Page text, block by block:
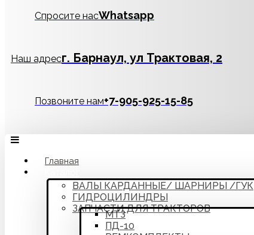
Спросите насWhatsapp
Наш адресг. Барнаул, ул Трактовая, 2
Позвоните нам‪+7-905-925-15-85
Главная
ВАЛЫ КАРДАННЫЕ/ ШАРНИРЫ /ГУК
ГИДРОЦИЛИНДРЫ
ЗАПЧАСТИ ДЛЯ ТРАКТОРОВ
МТЗ
ПД-10